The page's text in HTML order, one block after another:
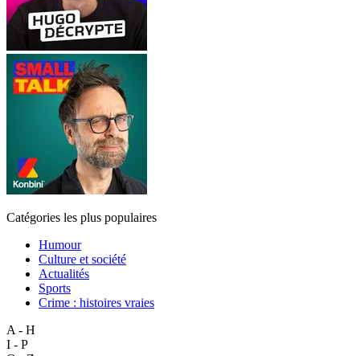
Catégories les plus populaires
Humour
Culture et société
Actualités
Sports
Crime : histoires vraies
A - H
I - P